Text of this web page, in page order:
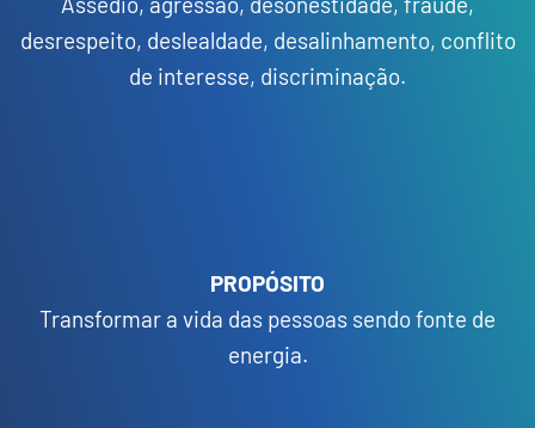
desrespeito, deslealdade, desalinhamento, conflito
de interesse, discriminação.
PROPÓSITO
Transformar a vida das pessoas sendo fonte de
energia.